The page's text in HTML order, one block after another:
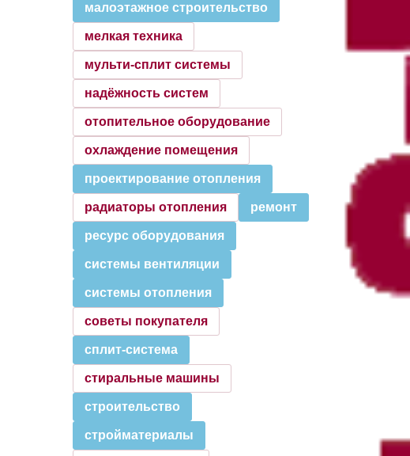
малоэтажное строительство
мелкая техника
мульти-сплит системы
надёжность систем
отопительное оборудование
охлаждение помещения
проектирование отопления
радиаторы отопления ремонт
ресурс оборудования
системы вентиляции
системы отопления
советы покупателя
сплит-система
стиральные машины
строительство
стройматериалы